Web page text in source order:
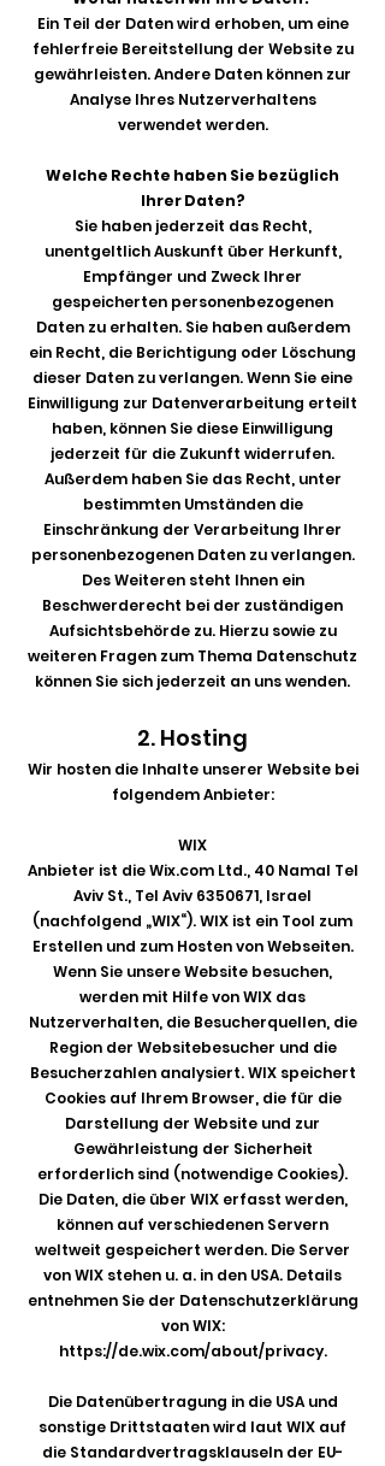
Ein Teil der Daten wird erhoben, um eine
fehlerfreie Bereitstellung der Website zu
gewährleisten. Andere Daten können zur
Analyse Ihres Nutzerverhaltens
verwendet werden.
Welche Rechte haben Sie bezüglich
Ihrer Daten?
Sie haben jederzeit das Recht,
unentgeltlich Auskunft über Herkunft,
Empfänger und Zweck Ihrer
gespeicherten personenbezogenen
Daten zu erhalten. Sie haben außerdem
ein Recht, die Berichtigung oder Löschung
dieser Daten zu verlangen. Wenn Sie eine
Einwilligung zur Datenverarbeitung erteilt
haben, können Sie diese Einwilligung
jederzeit für die Zukunft widerrufen.
Außerdem haben Sie das Recht, unter
bestimmten Umständen die
Einschränkung der Verarbeitung Ihrer
personenbezogenen Daten zu verlangen.
Des Weiteren steht Ihnen ein
Beschwerderecht bei der zuständigen
Aufsichtsbehörde zu. Hierzu sowie zu
weiteren Fragen zum Thema Datenschutz
können Sie sich jederzeit an uns wenden.
2. Hosting
Wir hosten die Inhalte unserer Website bei
folgendem Anbieter:
WIX
Anbieter ist die Wix.com Ltd., 40 Namal Tel
Aviv St., Tel Aviv 6350671, Israel
(nachfolgend „WIX“). WIX ist ein Tool zum
Erstellen und zum Hosten von Webseiten.
Wenn Sie unsere Website besuchen,
werden mit Hilfe von WIX das
Nutzerverhalten, die Besucherquellen, die
Region der Websitebesucher und die
Besucherzahlen analysiert. WIX speichert
Cookies auf Ihrem Browser, die für die
Darstellung der Website und zur
Gewährleistung der Sicherheit
erforderlich sind (notwendige Cookies).
Die Daten, die über WIX erfasst werden,
können auf verschiedenen Servern
weltweit gespeichert werden. Die Server
von WIX stehen u. a. in den USA. Details
entnehmen Sie der Datenschutzerklärung
von WIX:
https://de.wix.com/about/privacy.
Die Datenübertragung in die USA und
sonstige Drittstaaten wird laut WIX auf
die Standardvertragsklauseln der EU-